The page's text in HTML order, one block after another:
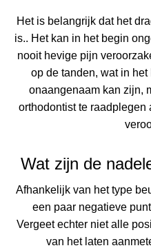
Het is belangrijk dat het
is.. Het kan in het begin
nooit hevige pijn
op de tanden, wat in
onaangenaam kan zijn,
orthodontist te
Wat zijn de
Afhankelijk van het type
een paar negatieve
Vergeet echter niet alle
van het laten